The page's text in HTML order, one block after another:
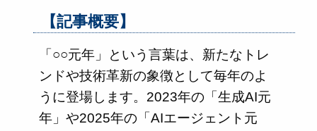
【記事概要】
「○○元年」という言葉は、新たなトレ
ンドや技術革新の象徴として毎年のよ
うに登場します。2023年の「生成AI元
年」や2025年の「AIエージェント元